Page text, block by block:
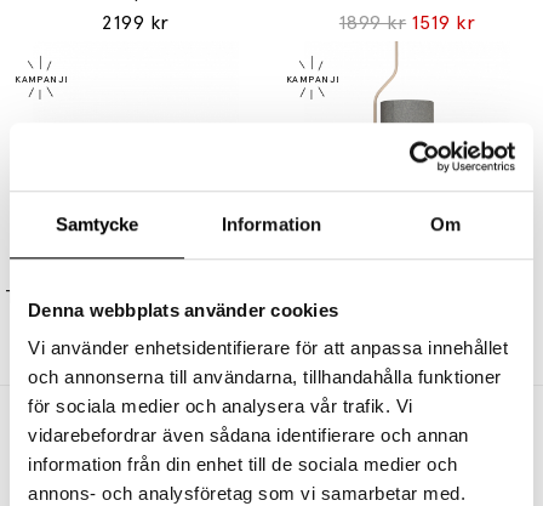
Samtycke Information Om
Denna webbplats använder cookies
Vi använder enhetsidentifierare för att anpassa innehållet
och annonserna till användarna, tillhandahålla funktioner
för sociala medier och analysera vår trafik. Vi
vidarebefordrar även sådana identifierare och annan
information från din enhet till de sociala medier och
annons- och analysföretag som vi samarbetar med.
2199 kr
1899 kr 1519 kr
BELID
2719 kr
BELID
Andra köpte även